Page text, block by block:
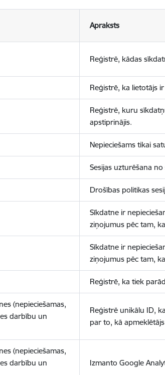
Apraksts
Reģistrē, kādas
Reģistrē, ka lietotājs
Reģistrē, kuru
apstiprinājis.
Nepieciešams tikai
Sesijas uzturēšana
Drošības politikas
Sīkdatne ir
ziņojumus pēc tam,
Sīkdatne ir
ziņojumus pēc tam,
Reģistrē, ka tiek
(nepieciešamas,
darbību un
Reģistrē unikālu ID,
par to, kā
(nepieciešamas,
darbību un
Izmanto Google